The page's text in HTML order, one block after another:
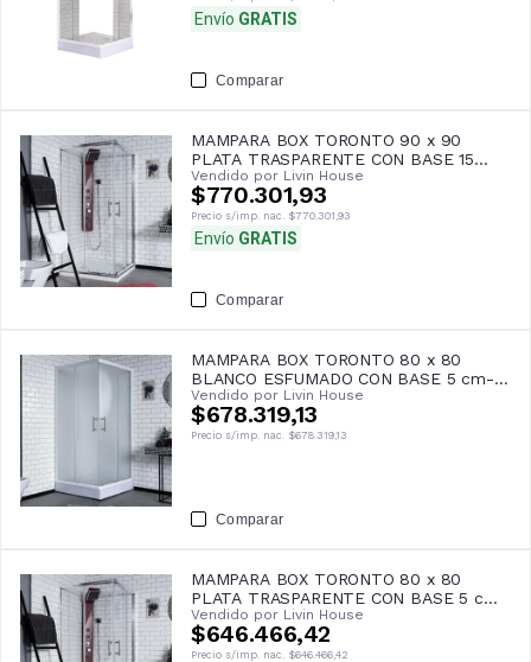
Envío GRATIS
Comparar
MAMPARA BOX TORONTO 90 x 90
PLATA TRASPARENTE CON BASE 15
cm- GORENA
Vendido por Livin House
$770.301,93
Precio s/imp. nac. $770.301,93
Envío GRATIS
Comparar
MAMPARA BOX TORONTO 80 x 80
BLANCO ESFUMADO CON BASE 5 cm-
GORENA
Vendido por Livin House
$678.319,13
Precio s/imp. nac. $678.319,13
Comparar
MAMPARA BOX TORONTO 80 x 80
PLATA TRASPARENTE CON BASE 5 cm-
GORENA
Vendido por Livin House
$646.466,42
Precio s/imp. nac. $646.466,42